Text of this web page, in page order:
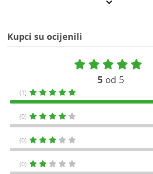
Kupci su ocijenili
5 od 5
(1)
(0)
(0)
(0)